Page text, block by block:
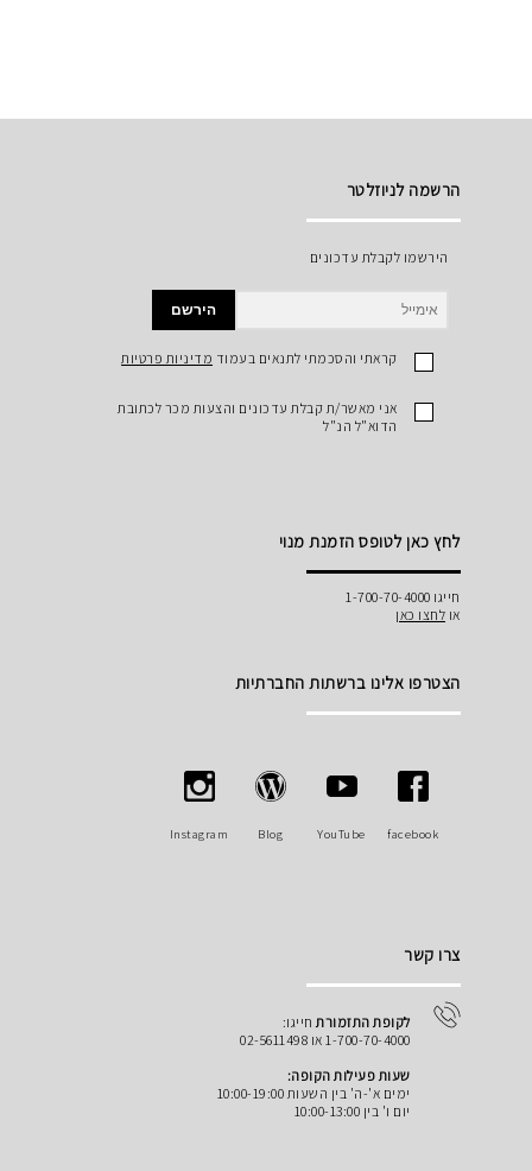
הרשמה לניוזלטר
הירשמו לקבלת עדכונים
הירשם
קראתי והסכמתי לתנאים בעמוד מדיניות פרטיות
אני מאשר/ת קבלת עדכונים והצעות מכר לכתובת
הדוא"ל הנ"ל
לחץ כאן לטופס הזמנת מנוי
חייגו 1-700-70-4000
או לחצו כאן
הצטרפו אלינו ברשתות החברתיות
facebook
YouTube
Blog
Instagram
צרו קשר
לקופת התזמורתחייגו:
1-700-70-4000 או 02-5611498
שעות פעילות הקופה:
ימים א'-ה' בין השעות 10:00-19:00
יום ו' בין 10:00-13:00